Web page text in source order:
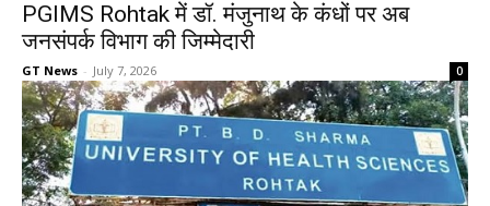
PGIMS Rohtak में डॉ. मंजुनाथ के कंधों पर अब
जनसंपर्क विभाग की जिम्मेदारी
GT News - July 7, 2026 0